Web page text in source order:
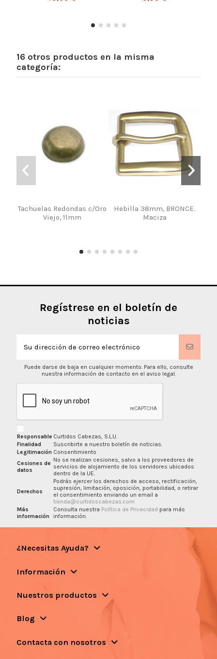
16 otros productos en la misma
categoría:
Tachuelas Redondas c/Oro
Viejo, 11mm
Hebilla 38mm, BRONCE.
Maciza
Regístrese en el boletín de
noticias
Puede darse de baja en cualquier momento. Para ello, consulte
nuestra información de contacto en el aviso legal.
Responsable Curtidos Cabezas, S.L.U.
Finalidad
Suscribirte a nuestro boletín de noticias.
Legitimación Consentimiento
Cesiones de
datos
No se realizan cesiones, salvo a los proveedores de
servicios de alojamiento de los servidores ubicados
dentro de la UE.
Derechos
Podrás ejercer los derechos de acceso, rectificación,
supresión, limitación, oposición, portabilidad, o retirar
el consentimiento enviando un email a
tienda@curtidoscabezas.com
Más
información
Consulta nuestra Política de Privacidad para más
información.
¿Necesitas Ayuda?
Información
Nuestros productos
Blog
Contacta con nosotros